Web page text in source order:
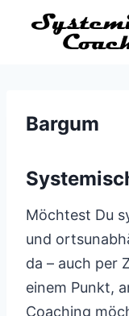
Inhalt
Bargum
Möchtest Du
und
da – auch per
einem Punkt,
Coaching